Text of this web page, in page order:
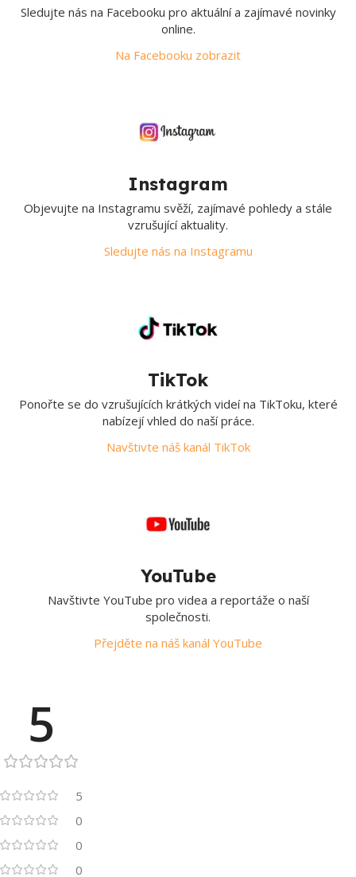
Sledujte nás na Facebooku pro aktuální a zajímavé novinky
online.
Na Facebooku zobrazit
Instagram
Objevujte na Instagramu svěží, zajímavé pohledy a stále
vzrušující aktuality.
Sledujte nás na Instagramu
TikTok
Ponořte se do vzrušujících krátkých videí na TikToku, které
nabízejí vhled do naší práce.
Navštivte náš kanál TikTok
YouTube
Navštivte YouTube pro videa a reportáže o naší
společnosti.
Přejděte na náš kanál YouTube
5
5
0
0
0